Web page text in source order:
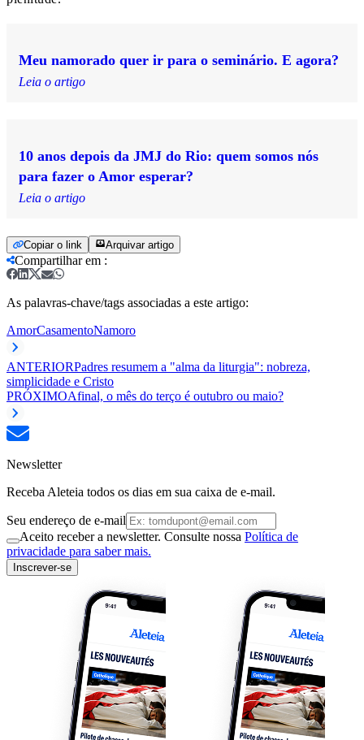
Meu namorado quer ir para o seminário. E agora?
Leia o artigo
10 anos depois da JMJ do Rio: quem somos nós
para fazer o Amor esperar?
Leia o artigo
Copiar o link Arquivar artigo
Compartilhar em :
As palavras-chave/tags associadas a este artigo:
AmorCasamentoNamoro
ANTERIORPadres resumem a "alma da liturgia": nobreza,
simplicidade e Cristo
PRÓXIMOAfinal, o mês do terço é outubro ou maio?
Newsletter
Receba Aleteia todos os dias em sua caixa de e-mail.
Seu endereço de e-mail
Aceito receber a newsletter. Consulte nossa Política de
privacidade para saber mais.
Inscrever-se